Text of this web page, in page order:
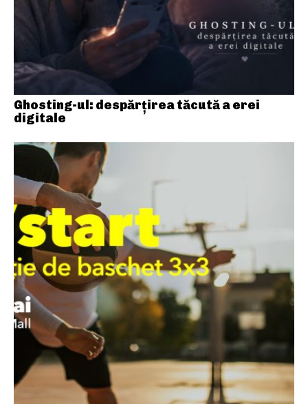
Ghosting-ul: despărțirea tăcută a erei
digitale